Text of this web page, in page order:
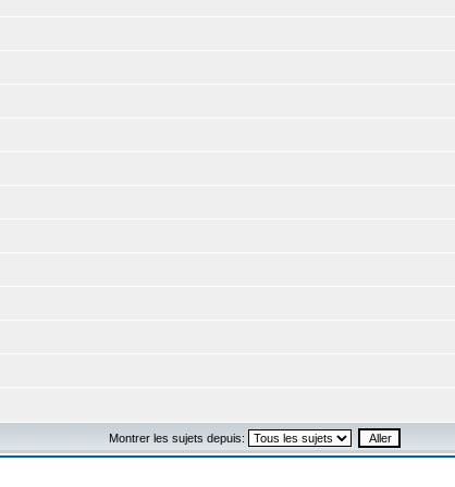
Montrer les sujets depuis: